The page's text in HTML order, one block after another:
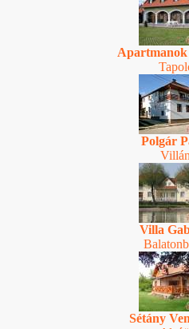
Apartmanok
Polgár
Villa
Sétány